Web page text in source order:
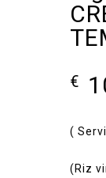
€
(
(Riz